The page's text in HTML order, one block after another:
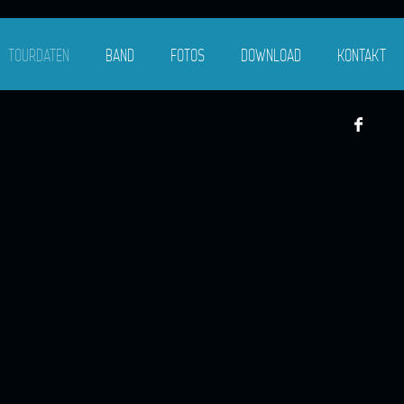
TOURDATEN BAND FOTOS DOWNLOAD KONTAKT